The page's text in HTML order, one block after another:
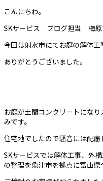
こんにちわ。
SKサービス ブログ担当 梅原
今回は射水市にてお庭の解体工
ありがとうございました。
お庭が土間コンクリートにな
みです。
住宅地でしたので騒音には配慮
SKサービスでは解体工事、外
の整理を魚津市を拠点に富山県